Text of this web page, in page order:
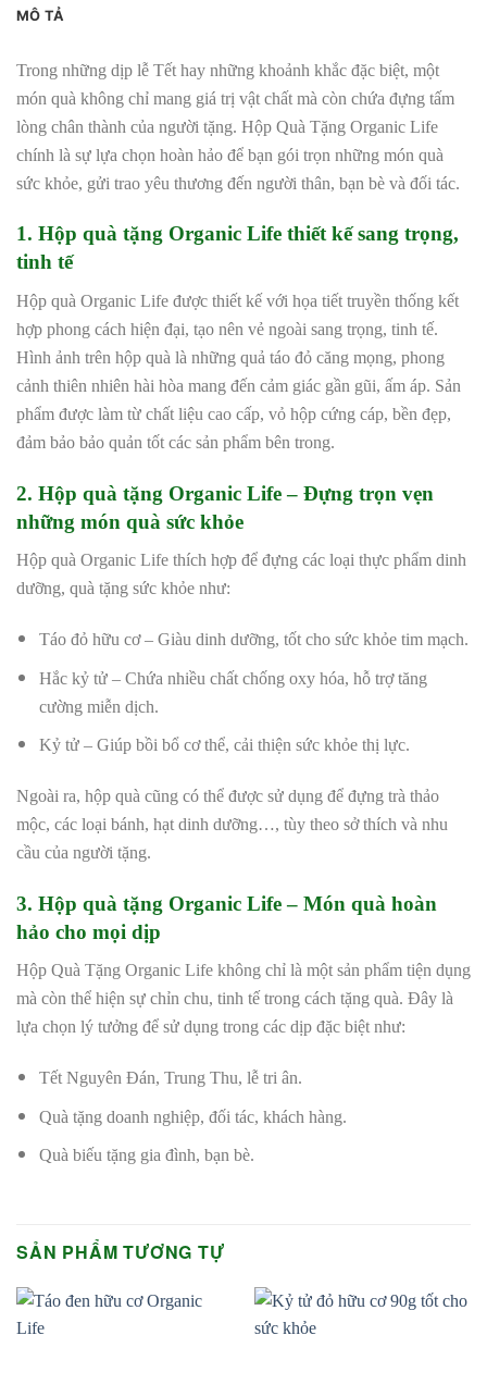
MÔ TẢ
Trong những dịp lễ Tết hay những khoảnh khắc đặc biệt, một
món quà không chỉ mang giá trị vật chất mà còn chứa đựng tấm
lòng chân thành của người tặng. Hộp Quà Tặng Organic Life
chính là sự lựa chọn hoàn hảo để bạn gói trọn những món quà
sức khỏe, gửi trao yêu thương đến người thân, bạn bè và đối tác.
1. Hộp quà tặng Organic Life thiết kế sang trọng,
tinh tế
Hộp quà Organic Life được thiết kế với họa tiết truyền thống kết
hợp phong cách hiện đại, tạo nên vẻ ngoài sang trọng, tinh tế.
Hình ảnh trên hộp quà là những quả táo đỏ căng mọng, phong
cảnh thiên nhiên hài hòa mang đến cảm giác gần gũi, ấm áp. Sản
phẩm được làm từ chất liệu cao cấp, vỏ hộp cứng cáp, bền đẹp,
đảm bảo bảo quản tốt các sản phẩm bên trong.
2. Hộp quà tặng Organic Life – Đựng trọn vẹn
những món quà sức khỏe
Hộp quà Organic Life thích hợp để đựng các loại thực phẩm dinh
dưỡng, quà tặng sức khỏe như:
Táo đỏ hữu cơ – Giàu dinh dưỡng, tốt cho sức khỏe tim mạch.
Hắc kỷ tử – Chứa nhiều chất chống oxy hóa, hỗ trợ tăng
cường miễn dịch.
Kỷ tử – Giúp bồi bổ cơ thể, cải thiện sức khỏe thị lực.
Ngoài ra, hộp quà cũng có thể được sử dụng để đựng trà thảo
mộc, các loại bánh, hạt dinh dưỡng…, tùy theo sở thích và nhu
cầu của người tặng.
3. Hộp quà tặng Organic Life – Món quà hoàn
hảo cho mọi dịp
Hộp Quà Tặng Organic Life không chỉ là một sản phẩm tiện dụng
mà còn thể hiện sự chỉn chu, tinh tế trong cách tặng quà. Đây là
lựa chọn lý tưởng để sử dụng trong các dịp đặc biệt như:
Tết Nguyên Đán, Trung Thu, lễ tri ân.
Quà tặng doanh nghiệp, đối tác, khách hàng.
Quà biếu tặng gia đình, bạn bè.
SẢN PHẨM TƯƠNG TỰ